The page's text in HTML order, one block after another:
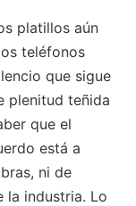
platillos aún
teléfonos
que sigue
plenitud teñida
que el
está a
ni de
la industria. Lo